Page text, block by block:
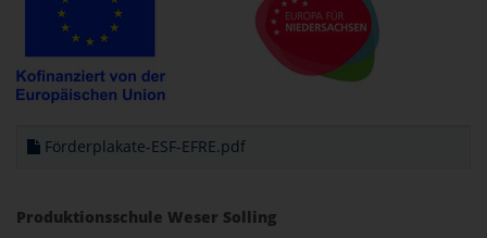
Förderplakate-ESF-EFRE.pdf
Produktionsschule Weser Solling